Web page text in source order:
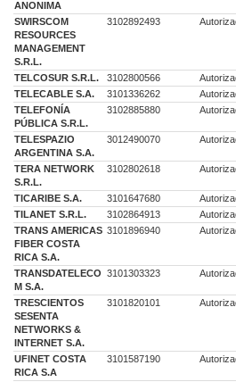
ANONIMA
SWIRSCOM
RESOURCES
MANAGEMENT
S.R.L.
3102892493
TELCOSUR S.R.L. 3102800566
TELECABLE S.A.
3101336262
TELEFONÍA
PÚBLICA S.R.L.
3102885880
TELESPAZIO
ARGENTINA S.A.
3012490070
TERA NETWORK
S.R.L.
3102802618
TICARIBE S.A. 3101647680
TILANET S.R.L.
3102864913
TRANS AMERICAS
FIBER COSTA
RICA S.A.
3101896940
TRANSDATELECO
M S.A.
3101303323
TRESCIENTOS
SESENTA
NETWORKS &
INTERNET S.A.
3101820101
UFINET COSTA
RICA S.A
3101587190